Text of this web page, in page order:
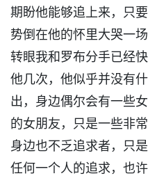
期盼他能够追上来，只
势倒在他的怀里大哭一
转眼我和罗布分手已经
他几次，他似乎并没有
出，身边偶尔会有一些
的女朋友，只是一些非
身边也不乏追求者，只
任何一个人的追求，也许